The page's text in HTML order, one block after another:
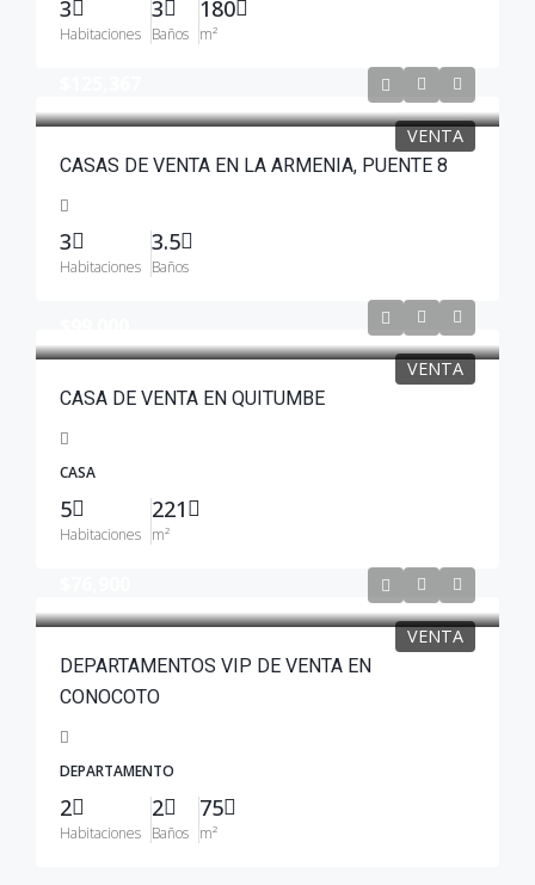
3
Habitaciones
3
Baños
180
m²
VENTA
CASAS DE VENTA EN LA ARMENIA, PUENTE 8
3
Habitaciones
3.5
Baños
VENTA
CASA DE VENTA EN QUITUMBE
CASA
5
Habitaciones
221
m²
VENTA
DEPARTAMENTOS VIP DE VENTA EN
CONOCOTO
DEPARTAMENTO
2
Habitaciones
2
Baños
75
m²